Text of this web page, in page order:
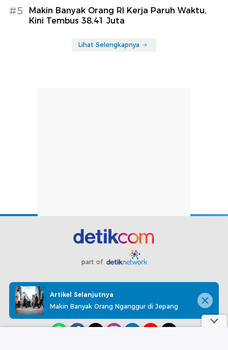
#5
Makin Banyak Orang RI Kerja Paruh Waktu,
Kini Tembus 38,41 Juta
Lihat Selengkapnya
part of
Redaksi Pedoman Media Siber Karir
Kotak Pos
Info Iklan
Privacy Policy
Artikel Selanjutnya
Makin Banyak Orang Nganggur di Jepang